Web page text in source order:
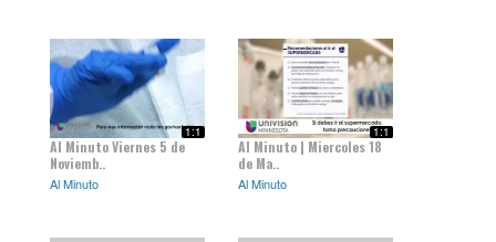
1:1
Al Minuto Viernes 5 de
Noviemb..
Al Minuto
1:1
Al Minuto | Miercoles 18
de Ma..
Al Minuto